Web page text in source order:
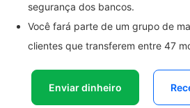
segurança dos bancos.
Você fará parte de um grupo de
clientes que transferem entre 47
Enviar dinheiro